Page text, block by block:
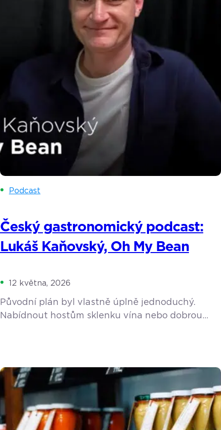
Podcast
Český gastronomický podcast:
Lukáš Kaňovský, Oh My Bean
12 května, 2026
Původní plán byl vlastně úplně jednoduchý.
Nabídnout hostům sklenku vína nebo dobrou
postupně propadl kouzlu pražení, spadl do
pomyslné kávové králičí nory a vybudoval
v Luhačovicích koncept, který dalece přesahuje
hranice malého města. Během rozhovoru jsme
prošli jeho cestu […]